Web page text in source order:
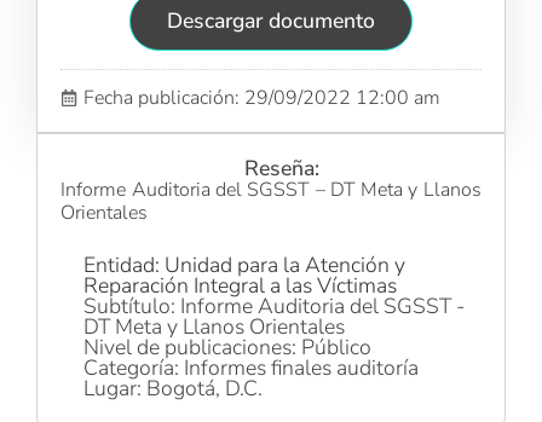
Descargar documento
Fecha publicación: 29/09/2022 12:00 am
Reseña:
Informe Auditoria del SGSST – DT Meta y Llanos
Orientales
Entidad: Unidad para la Atención y
Reparación Integral a las Víctimas
Subtítulo: Informe Auditoria del SGSST -
DT Meta y Llanos Orientales
Nivel de publicaciones: Público
Categoría: Informes finales auditoría
Lugar: Bogotá, D.C.